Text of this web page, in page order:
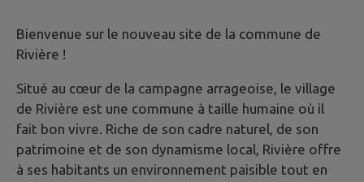
Bienvenue sur le nouveau site de la commune de
Rivière !
Situé au cœur de la campagne arrageoise, le village
de Rivière est une commune à taille humaine où il
fait bon vivre. Riche de son cadre naturel, de son
patrimoine et de son dynamisme local, Rivière offre
à ses habitants un environnement paisible tout en